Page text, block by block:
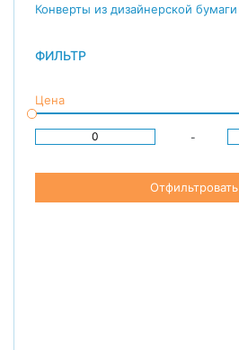
Конверты из дизайнерской бумаги
ФИЛЬТР
Цена
-
Отфильтровать